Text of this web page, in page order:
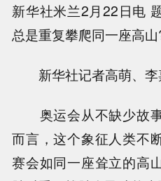
新华社米兰2月22日电
总是重复攀爬同一座高
新华社记者高萌、李
奥运会从不缺少故事
而言，这个象征人类不
赛会如同一座耸立的高